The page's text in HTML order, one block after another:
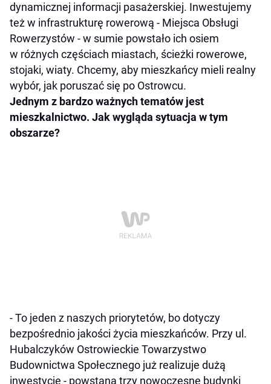
dynamicznej informacji pasażerskiej. Inwestujemy
też w infrastrukturę rowerową - Miejsca Obsługi
Rowerzystów - w sumie powstało ich osiem
w różnych częściach miastach, ścieżki rowerowe,
stojaki, wiaty. Chcemy, aby mieszkańcy mieli realny
wybór, jak poruszać się po Ostrowcu.
Jednym z bardzo ważnych tematów jest
mieszkalnictwo. Jak wygląda sytuacja w tym
obszarze?
- To jeden z naszych priorytetów, bo dotyczy
bezpośrednio jakości życia mieszkańców. Przy ul.
Hubalczyków Ostrowieckie Towarzystwo
Budownictwa Społecznego już realizuje dużą
inwestycję - powstaną trzy nowoczesne budynki